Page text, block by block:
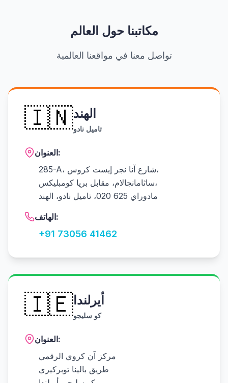
مكاتبنا حول العالم
تواصل معنا في مواقعنا العالمية
🇮🇳الهند
تاميل نادو
العنوان:
285-A، شارع آنا نجر إيست كروس،
ساثامانجالام، مقابل بريا كومبليكس،
مادوراي 625 020، تاميل نادو، الهند
الهاتف:
+91 73056 41462
🇮🇪 أيرلندا
كو سليجو
العنوان:
مركز آن كروي الرقمي
طريق بالينا توبركيري